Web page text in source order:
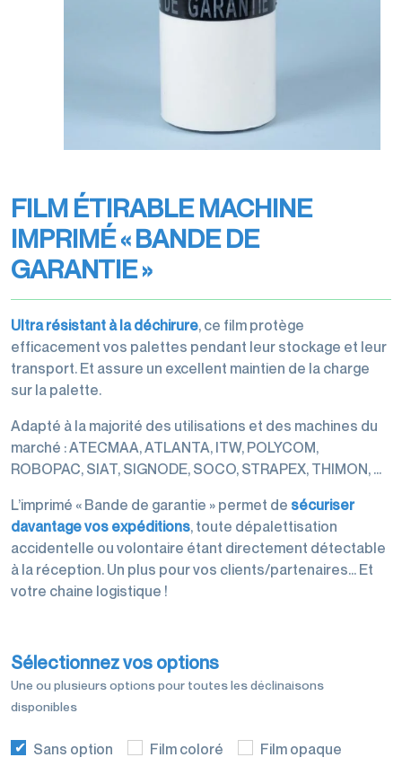
Films
de
protection,
housses,
coiffes
adhésifs
Cerclage
Accessoires
Machines
d'emballage
Films de
conditionnement
FILM ÉTIRABLE MACHINE
IMPRIMÉ « BANDE DE
GARANTIE »
Ultra résistant à la déchirure, ce film protège
efficacement vos palettes pendant leur stockage et leur
transport. Et assure un excellent maintien de la charge
sur la palette.
Adapté à la majorité des utilisations et des machines du
marché : ATECMAA, ATLANTA, ITW, POLYCOM,
ROBOPAC, SIAT, SIGNODE, SOCO, STRAPEX, THIMON, …
L’imprimé « Bande de garantie » permet de sécuriser
davantage vos expéditions, toute dépalettisation
accidentelle ou volontaire étant directement détectable
à la réception. Un plus pour vos clients/partenaires… Et
votre chaine logistique !
Sélectionnez vos options
Une ou plusieurs options pour toutes les déclinaisons
disponibles
Sans option Film coloré
Film opaque